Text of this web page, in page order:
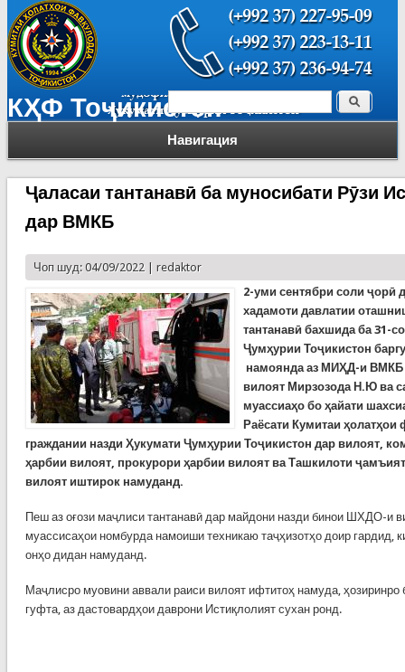
КҲФ Тоҷикистон
Навигация
Форма поиска Поиск
Ҷаласаи тантанавӣ ба муносибати Рӯзи
дар ВМКБ
Чоп шуд: 04/09/2022 | redaktor
2-уми сентябри соли ҷорӣ
хадамоти давлатии
тантанавӣ бахшида ба 31-
Ҷумҳурии Тоҷикистон
намоянда аз МИҲД-и ВМКБ
вилоят Мирзозода Н.Ю ва
муассиаҳо бо ҳайати
Раёсати Кумитаи
граждании назди Ҳукумати Ҷумҳурии Тоҷикистон дар вилоят,
ҳарбии вилоят, прокурори ҳарбии вилоят ва Ташкилоти
вилоят иштирок намуданд.
Пеш аз оғози маҷлиси тантанавӣ дар майдони назди бинои ШХДО-и
муассисаҳои номбурда намоиши техникаю таҷҳизотҳо доир гардид,
онҳо дидан намуданд.
Маҷлисро муовини аввали раиси вилоят ифтитоҳ намуда, ҳозиринро
гуфта, аз дастовардҳои даврони Истиқлолият сухан ронд.